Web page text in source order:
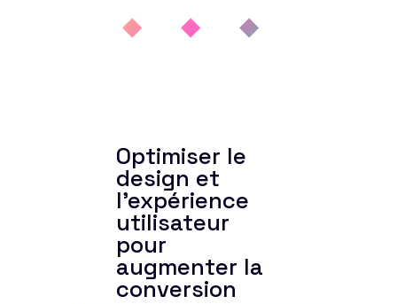
◆ ◆ ◆
Optimiser le
design et
l'expérience
utilisateur
pour
augmenter la
conversion